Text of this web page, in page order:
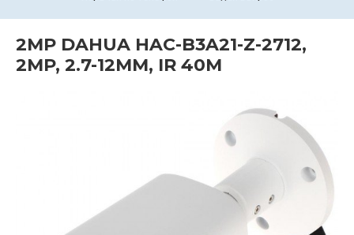
2MP DAHUA HAC-B3A21-Z-2712,
2MP, 2.7-12MM, IR 40М